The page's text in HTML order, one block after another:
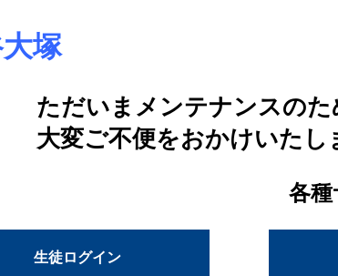
塚
ただいまメンテナンスのた
大変ご不便をおかけいたし
各
生徒ログイン